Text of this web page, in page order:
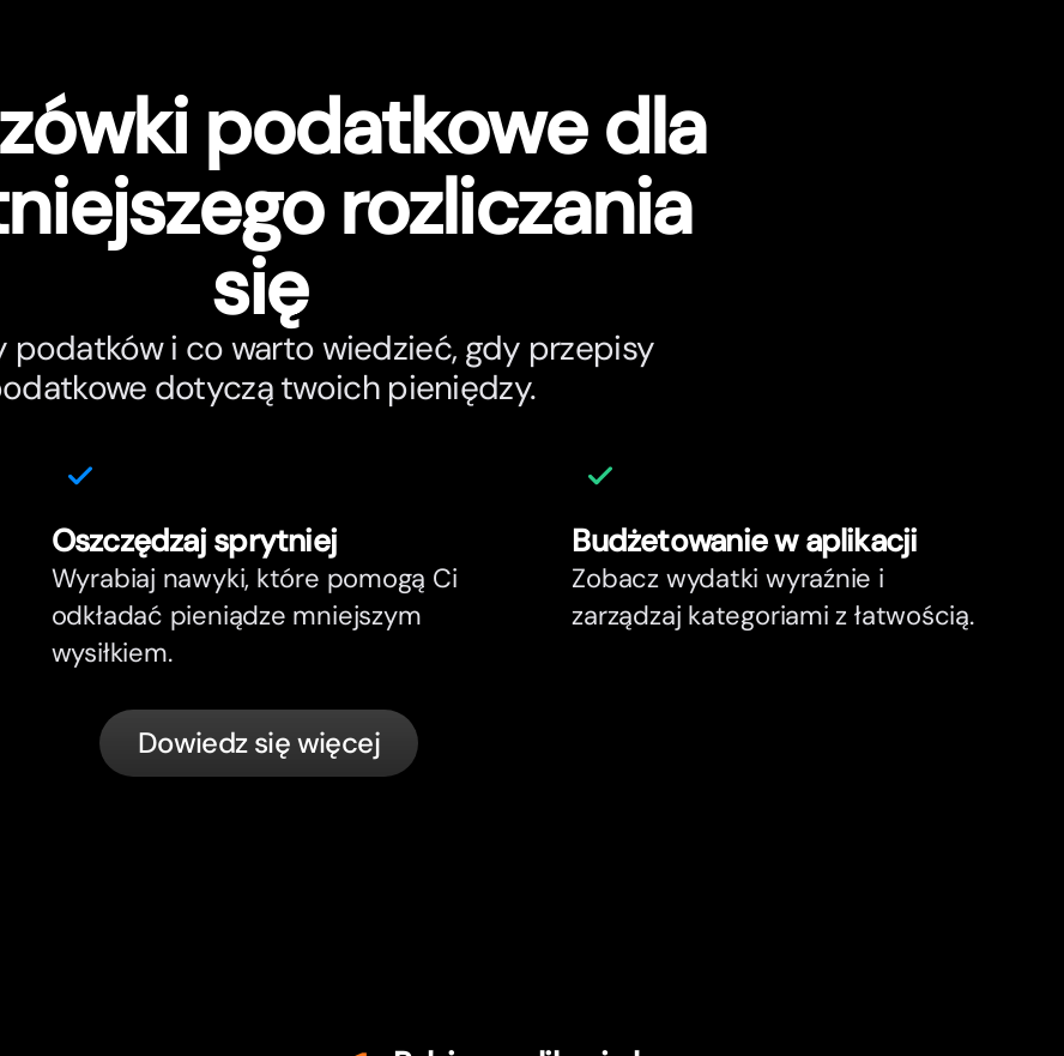
podatkowe dla
rozliczania
się
podatków i co warto wiedzieć, gdy przepisy
dotyczą twoich pieniędzy.
Oszczędzaj sprytniej
Wyrabiaj nawyki, które pomogą Ci
odkładać pieniądze mniejszym
wysiłkiem.
Budżetowanie w aplikacji
Zobacz wydatki wyraźnie i
zarządzaj kategoriami z łatwością.
Dowiedz się więcej